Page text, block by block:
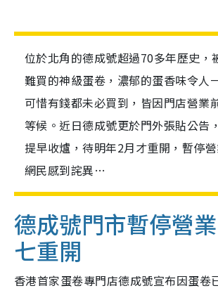
位於北角的德成號超過70多年歷史，
難買的神級蛋卷，濃郁的蛋香味令人
可惜有錢都未必買到，皆因門店營業
等候。近日德成號更於門外張貼公告
提早收爐，待明年2月才重開，暫停
網民感到詫異…
德成號門市暫停營
七重開
香港首家蛋卷專門店德成號宣布因蛋卷